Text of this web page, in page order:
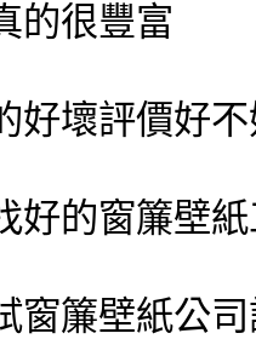
的很豐富
好壞評價好
好的窗簾壁
窗簾壁紙公